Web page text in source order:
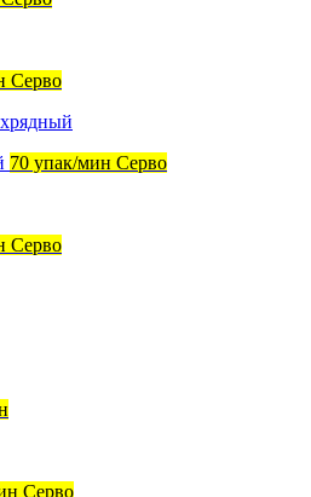
Серво
70 упак/мин Серво
Серво
Серво